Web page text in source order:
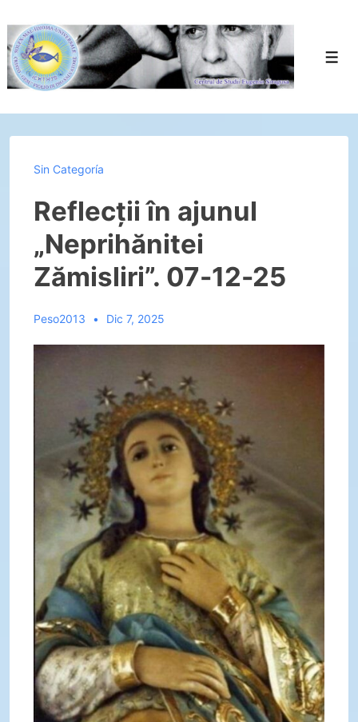
Saltar
al
contenido
Sin Categoría
Reflecții în ajunul
„Neprihănitei
Zămisliri”. 07-12-25
Peso2013 Dic 7, 2025